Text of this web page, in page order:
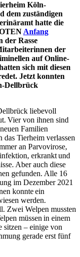
Köln-
dem zuständigen
hatte die
Anfang
der Rasse
der
auf Online-
sich mit diesen
Jetzt konnten
Dellbrück
liebevoll
Vier von ihnen sind
Familien
Tierheim verlassen
an Parvovirose,
erkrankt und
Aber auch diese
gefunden. Alle 16
im Dezember 2021
konnte ein
werden.
Zwei Welpen mussten
müssen in einem
sitzen – einige von
gerade erst fünf